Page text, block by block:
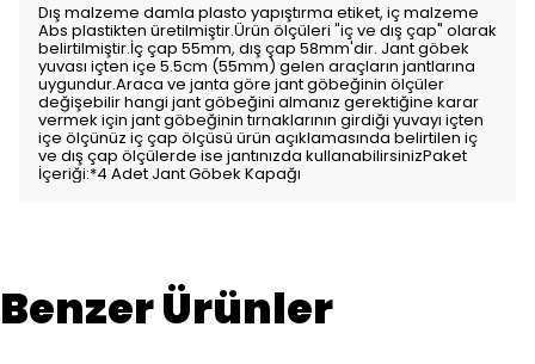
Dış malzeme damla plasto yapıştırma etiket, iç malzeme
Abs plastikten üretilmiştir.Ürün ölçüleri "iç ve dış çap" olarak
belirtilmiştir.İç çap 55mm, dış çap 58mm'dir. Jant göbek
yuvası içten içe 5.5cm (55mm) gelen araçların jantlarına
uygundur.Araca ve janta göre jant göbeğinin ölçüler
değişebilir hangi jant göbeğini almanız gerektiğine karar
vermek için jant göbeğinin tırnaklarının girdiği yuvayı içten
içe ölçünüz iç çap ölçüsü ürün açıklamasında belirtilen iç
ve dış çap ölçülerde ise jantınızda kullanabilirsinizPaket
İçeriği:*4 Adet Jant Göbek Kapağı
Benzer Ürünler